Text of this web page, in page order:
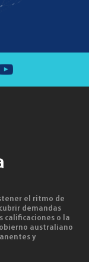
el ritmo de
demandas
calificaciones o la
australiano
y